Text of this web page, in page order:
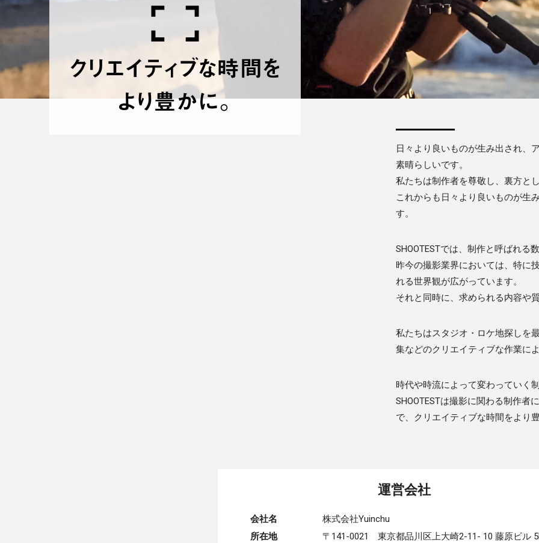
日々より良いものが生み出され、
素晴らしいです。
私たちは制作者を尊敬し、裏方と
これからも日々より良いものが生
す。
SHOOTESTでは、制作と呼ばれる
昨今の撮影業界においては、特に
れる世界観が広がっています。
それと同時に、求められる内容や
私たちはスタジオ・ロケ地探しを
集などのクリエイティブな作業に
時代や時流によって変わっていく
SHOOTESTは撮影に関わる制作者
で、クリエイティブな時間をより
運営会社
会社名
株式会社Yuinchu
所在地
〒141-0021 東京都品川区上大崎2-11- 10 藤原ビル